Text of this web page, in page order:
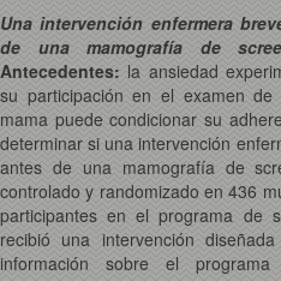
Una intervención enfermera
de una mamografía de
Antecedentes: la ansiedad
su participación en el examen
mama puede condicionar su
determinar si una intervención
antes de una mamografía de
controlado y randomizado en 436
participantes en el programa de
recibió una intervención
información sobre el